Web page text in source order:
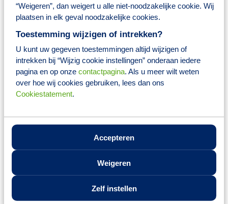
“Weigeren”, dan weigert u alle niet-noodzakelijke cookie. Wij
plaatsen in elk geval noodzakelijke cookies.
Toestemming wijzigen of intrekken?
U kunt uw gegeven toestemmingen altijd wijzigen of
intrekken bij “Wijzig cookie instellingen” onderaan iedere
pagina en op onze contactpagina. Als u meer wilt weten
over hoe wij cookies gebruiken, lees dan ons
Cookiestatement.
Accepteren
Weigeren
Zelf instellen
Wat jij hiervoor terugkrijgt
Een salaris tussen de 2694,- en 3745,- euro (afhankelijk van
25 vakantiedagen op basis van 36-urige werkweek
Pensioenregeling
Collectieve verzekeringen
8% vakantiegeld
Reiskostenvergoeding
Toegang tot het Brocacef Ontwikkelplein; een zeer groot
persoonlijke ontwikkeling
De mogelijkheid om naar keuze fiscaal voordelig producten
aan te schaffen via het platform Fiscfree, waaronder
bijvoorbeeld een (elektrische) fiets
door allerlei activiteiten
Wie jij bent